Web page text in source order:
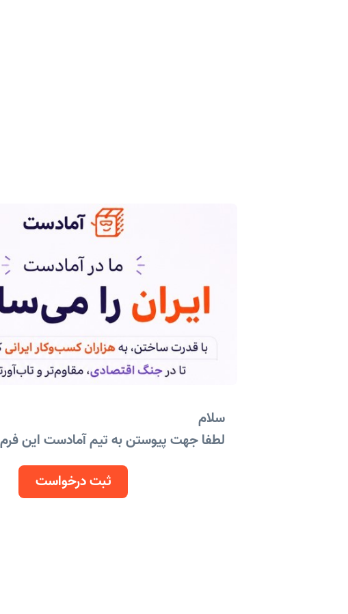
سلام
لطفا جهت پیوستن به تیم آمادست این فرم
ثبت درخواست